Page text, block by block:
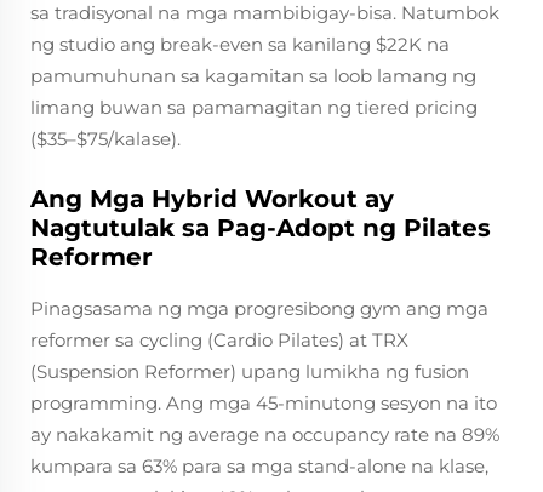
sa tradisyonal na mga mambibigay-bisa. Natumbok
ng studio ang break-even sa kanilang $22K na
pamumuhunan sa kagamitan sa loob lamang ng
limang buwan sa pamamagitan ng tiered pricing
($35–$75/kalase).
Ang Mga Hybrid Workout ay
Nagtutulak sa Pag-Adopt ng Pilates
Reformer
Pinagsasama ng mga progresibong gym ang mga
reformer sa cycling (Cardio Pilates) at TRX
(Suspension Reformer) upang lumikha ng fusion
programming. Ang mga 45-minutong sesyon na ito
ay nakakamit ng average na occupancy rate na 89%
kumpara sa 63% para sa mga stand-alone na klase,